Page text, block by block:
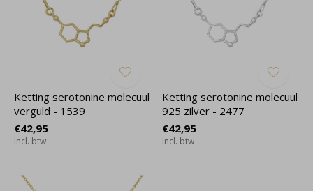
Ketting serotonine molecuul
verguld - 1539
€42,95
Incl. btw
Ketting serotonine molecuul
925 zilver - 2477
€42,95
Incl. btw